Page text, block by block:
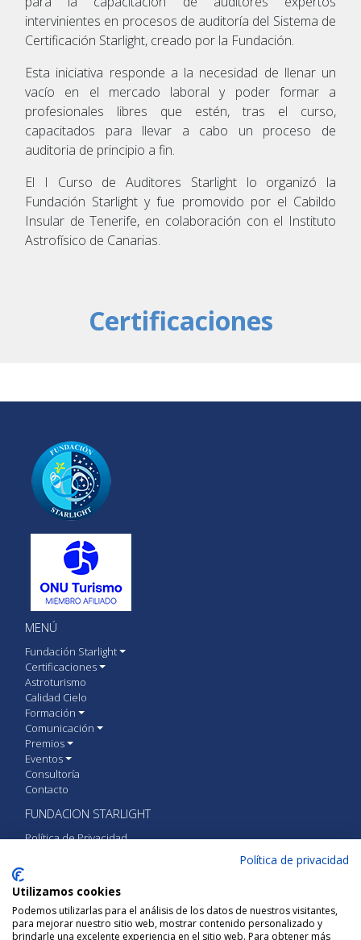
intervinientes en procesos de auditoría del Sistema de
Certificación Starlight, creado por la Fundación.
Esta iniciativa responde a la necesidad de llenar un
vacío en el mercado laboral y poder formar a
profesionales libres que estén, tras el curso,
capacitados para llevar a cabo un proceso de
auditoria de principio a fin.
El I Curso de Auditores Starlight lo organizó la
Fundación Starlight y fue promovido por el Cabildo
Insular de Tenerife, en colaboración con el Instituto
Astrofísico de Canarias.
Certificaciones
MENÚ
Fundación Starlight
Certificaciones
Astroturismo
Calidad Cielo
Formación
Comunicación
Premios
Eventos
Consultoría
Contacto
FUNDACION STARLIGHT
Política de Privacidad
CONTACTA CON FUNDACIÓN STARLIGHT
Calle Vía Láctea S/N 38205 San Cristóbal de
Política de privacidad
Utilizamos cookies
Podemos utilizarlas para el análisis de los datos de nuestros visitantes,
para mejorar nuestro sitio web, mostrar contenido personalizado y
brindarle una excelente experiencia en el sitio web. Para obtener más